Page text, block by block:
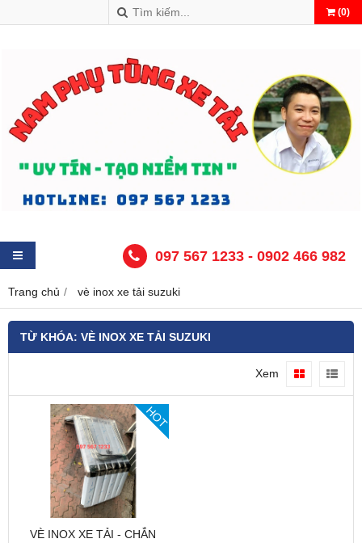
(0)
097 567 1233 - 0902 466 982
Trang chủ vè inox xe tải suzuki
TỪ KHÓA: VÈ INOX XE TẢI SUZUKI
Xem
HOT
VÈ INOX XE TẢI - CHẮN